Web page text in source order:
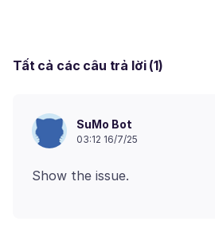
Tất cả các câu trả lời (1)
SuMo Bot
03:12 16/7/25